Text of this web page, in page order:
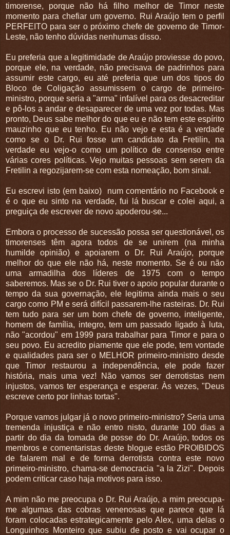
timorense, porque não há filho melhor de Timor neste
momento para chefiar um governo. Rui Araújo tem o perfil
PERFEITO para ser o próximo chefe de governo de Timor-
Leste, não tenho dúvidas nenhumas disso.
Eu preferia que a legitimidade de Araújo proviesse do povo,
porque ele, na verdade, não precisava de padrinhos para
assumir este cargo, eu até preferia que um dos tipos do
Bloco de Coligação assumissem o cargo de primeiro-
ministro, porque seria a "arma" infalível para os desacreditar
e pô-los a andar e desaparecer de uma vez por todas. Mas
pronto, Deus sabe melhor do que eu e não tem este espírito
mauzinho que eu tenho. Eu não vejo e esta é a verdade
como se o Dr. Rui fosse um candidato da Fretilin, na
verdade eu vejo-o como um político de consenso entre
várias cores políticas. Vejo muitas pessoas sem serem da
Fretilin a regozijarem-se com esta nomeação, bom sinal.
Eu escrevi isto (em baixo) num comentário no Facebook e
é o que eu sinto na verdade, fui lá buscar e colei aqui, a
preguiça de escrever de novo apoderou-se...
Embora o processo de sucessão possa ser questionável, os
timorenses têm agora todos de se unirem (na minha
humilde opinião) e apoiarem o Dr. Rui Araújo, porque
melhor do que ele não há, neste momento. Se é ou não
uma armadilha dos líderes de 1975 com o tempo
saberemos. Mas se o Dr. Rui tiver o apoio popular durante o
tempo da sua governação, ele legitima ainda mais o seu
cargo como PM e será difícil passarem-lhe rasteiras. Dr. Rui
tem tudo para ser um bom chefe de governo, inteligente,
homem de família, integro, tem um passado ligado à luta,
não "acordou" em 1999 para trabalhar para Timor e para o
seu povo. Eu acredito piamente que ele pode, tem vontade
e qualidades para ser o MELHOR primeiro-ministro desde
que Timor restaurou a independência, ele pode fazer
história, mais uma vez! Não vamos ser derrotistas nem
injustos, vamos ter esperança e esperar. Às vezes, "Deus
escreve certo por linhas tortas".
Porque vamos julgar já o novo primeiro-ministro? Seria uma
tremenda injustiça e não entro nisto, durante 100 dias a
partir do dia da tomada de posse do Dr. Araújo, todos os
membros e comentaristas deste blogue estão PROIBIDOS
de falarem mal e de forma derrotista contra este novo
primeiro-ministro, chama-se democracia "a la Zizi". Depois
podem criticar caso haja motivos para isso.
A mim não me preocupa o Dr. Rui Araújo, a mim preocupa-
me algumas das cobras venenosas que parece que lá
foram colocadas estrategicamente pelo Alex, uma delas o
Longuinhos Monteiro que subiu de posto e vai ocupar o